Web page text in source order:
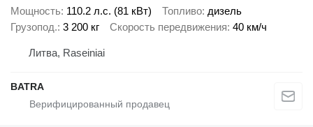
Мощность 110.2 л.с. (81 кВт) Топливо дизель
Грузопод. 3 200 кг Скорость передвижения 40 км/ч
Литва, Raseiniai
BATRA